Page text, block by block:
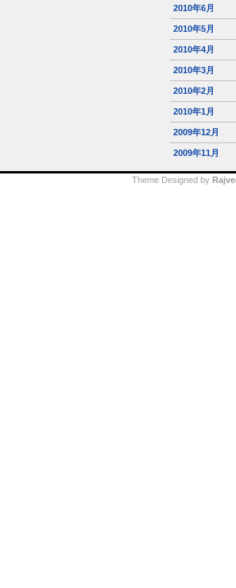
2010年6月
2010年5月
2010年4月
2010年3月
2010年2月
2010年1月
2009年12月
2009年11月
Theme Designed by